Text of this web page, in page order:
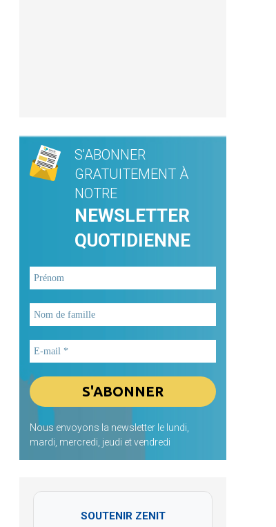
S'ABONNER
GRATUITEMENT À
NOTRE
NEWSLETTER
QUOTIDIENNE
Nous envoyons la newsletter le lundi,
mardi, mercredi, jeudi et vendredi
SOUTENIR ZENIT